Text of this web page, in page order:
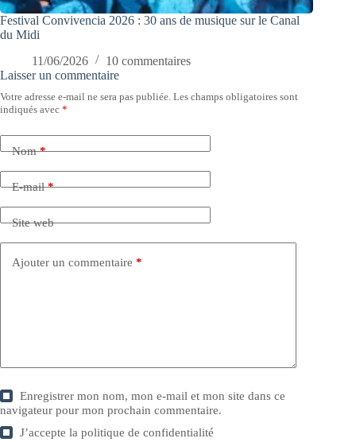
Festival Convivencia 2026 : 30 ans de musique sur le Canal
du Midi
11/06/2026
10 commentaires
Laisser un commentaire
Votre adresse e-mail ne sera pas publiée. Les champs obligatoires sont
indiqués avec *
Nom*
E-mail*
Site web
Ajouter un commentaire *
Enregistrer mon nom, mon e-mail et mon site dans ce
navigateur pour mon prochain commentaire.
J’accepte lapolitique de confidentialité